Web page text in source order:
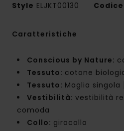
Style ELJKT00130
Caratteristiche
Conscious by Nature:
Tessuto: cotone
Tessuto: Maglia singola
Vestibilità: vestibilità
comoda
Collo: girocollo